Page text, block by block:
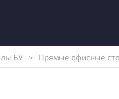
БУ > Прямые офисные